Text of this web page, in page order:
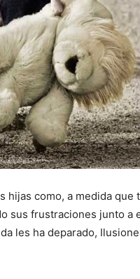
hijas como, a medida
sus frustraciones junto a
les ha deparado,